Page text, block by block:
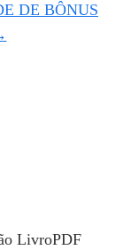
DE BÔNUS
LivroPDF